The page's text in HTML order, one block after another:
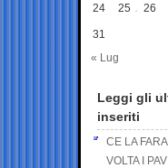
24 25 26
31
« Lug
Leggi gli
inseriti
CE LA
VOLTA I